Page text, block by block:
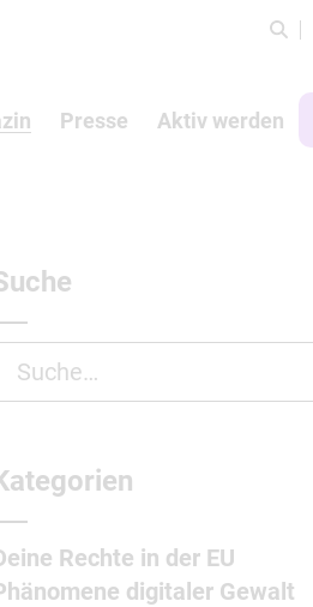
Presse Aktiv werden
Rechte in der EU
digitaler Gewalt